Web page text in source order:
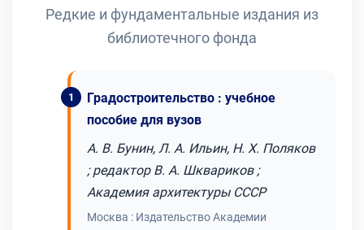
Редкие и фундаментальные издания из
библиотечного фонда
Градостроительство : учебное
пособие для вузов
А. В. Бунин, Л. А. Ильин, Н. Х. Поляков
; редактор В. А. Шквариков ;
Академия архитектуры СССР
Москва : Издательство Академии